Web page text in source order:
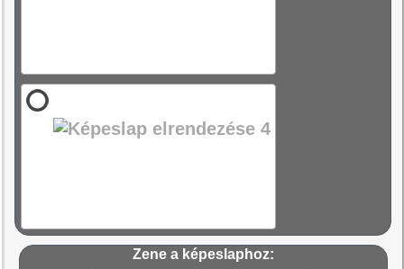
Zene a képeslaphoz: